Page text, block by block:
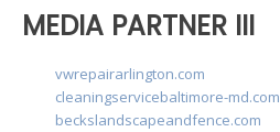
MEDIA PARTNER III
vwrepairarlington.com
cleaningservicebaltimore-md.com
beckslandscapeandfence.com